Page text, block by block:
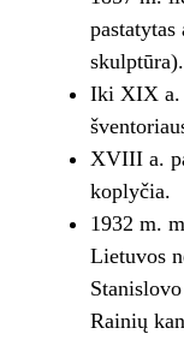
skulptūra).
Iki XIX a.
XVIII a.
koplyčia.
1932 m.
Lietuvos
Rainių